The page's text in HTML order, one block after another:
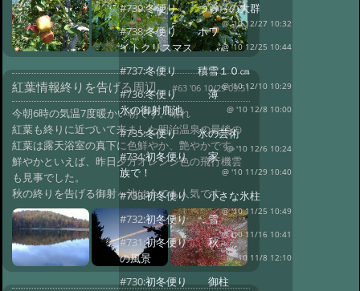
紅葉情報終りを告げる周辺 #63 '06 10/29 09:51
今朝6時の気温7度暖かい朝です。晴れ
紅葉も終りに近づいて来ました明治温泉の最後の
紅葉は露天浴室の真下に色鮮やか、艶やかです。
鮮やかといえば、昨日夕方オレンジ色の飛行機雲
も見事でした。
秋の終りを告げる御射ヶ池は今でも人気です。
#739:冬便り つららの大群
@ '10 12/27 10:32
#738:冬便り ホワ
イトクリスマス
@ '10 12/25 10:44
#737:冬便り 積雪１０㎝
@ '10 12/10 10:29
#736:冬便り 薄
氷の御射鹿池
@ '10 12/8 10:00
#735:冬便り 氷の芸術
@ '10 12/6 10:24
#734:初冬便り 家
族で！
@ '10 11/29 10:40
#733:初冬便り 小さな氷柱
@ '10 11/25 10:49
#732:初冬便り 雪
@ '10 11/16 10:41
#731:初冬便り 秋
の風景
@ '10 11/8 12:10
#730:初冬便り 御柱